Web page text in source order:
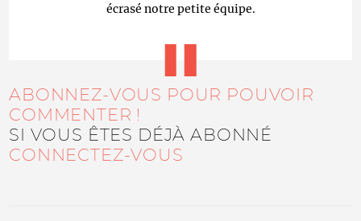
écrasé notre petite équipe.
ABONNEZ-VOUS POUR POUVOIR
COMMENTER !
SI VOUS ÊTES DÉJÀ ABONNÉ
CONNECTEZ-VOUS